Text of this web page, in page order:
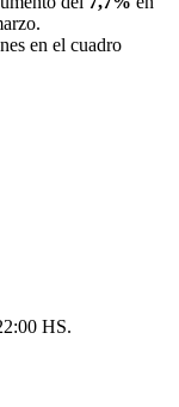
en el cuadro
HS.